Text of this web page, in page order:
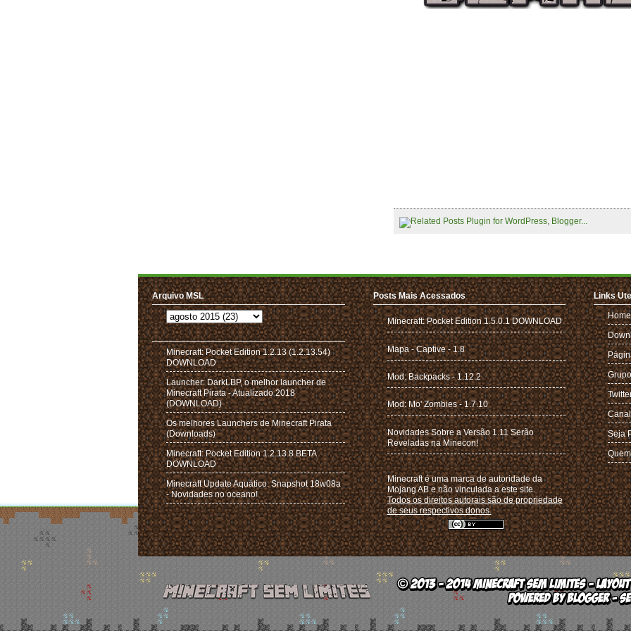
Arquivo MSL
Minecraft: Pocket Edition 1.2.13 (1.2.13.54)
DOWNLOAD
Launcher: DarkLBP, o melhor launcher de
Minecraft Pirata - Atualizado 2018
(DOWNLOAD)
Os melhores Launchers de Minecraft Pirata
(Downloads)
Minecraft: Pocket Edition 1.2.13.8 BETA
DOWNLOAD
Minecraft Update Aquático: Snapshot 18w08a
- Novidades no oceano!
Posts Mais Acessados
Minecraft: Pocket Edition 1.5.0.1 DOWNLOAD
Mapa - Captive - 1.8
Mod: Backpacks - 1.12.2
Mod: Mo' Zombies - 1.7.10
Novidades Sobre a Versão 1.11 Serão
Reveladas na Minecon!
Minecraft é uma marca de autoridade da
Mojang AB e não vinculada a este site.
Todos os direitos autorais são de propriedade
de seus respectivos donos.
Links
Home
Seja